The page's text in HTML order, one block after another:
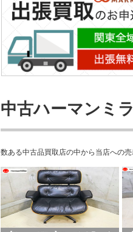
中古ハーマンミ
数ある中古品買取店の中から当店への